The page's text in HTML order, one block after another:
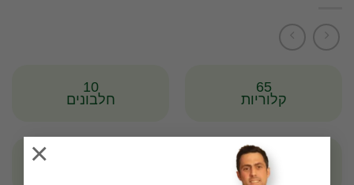
×
65
קלוריות
10
חלבונים
0
שומנים